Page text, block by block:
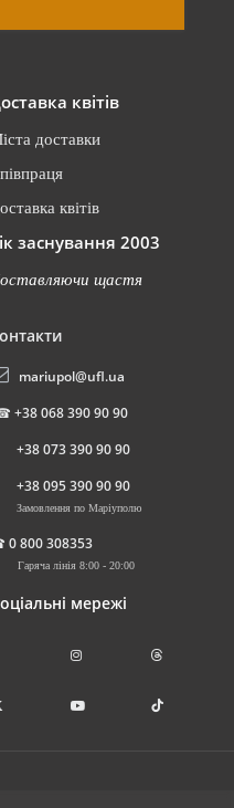
квітів
доставки
квітів
заснування 2003
щастя
mariupol@ufl.ua
+38 068 390 90 90
+38 073 390 90 90
+38 095 390 90 90
Замовлення по Маріуполю
0 800 308353
Гаряча лінія 8:00 - 20:00
мережі